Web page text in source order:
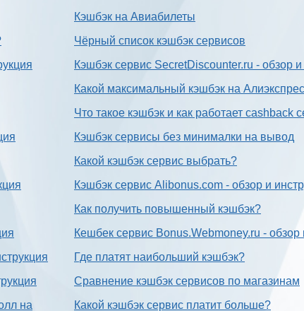
на
Кэшбэк на Авиабилеты
Чёрный список кэшбэк сервисов
Кэшбэк сервис SecretDiscounter.ru - обзор и
Какой максимальный кэшбэк на
Что такое кэшбэк и как работает cashback
Кэшбэк сервисы без минималки на вывод
Какой кэшбэк сервис выбрать?
Кэшбэк сервис Alibonus.com - обзор и
Как получить повышенный кэшбэк?
Кешбек сервис Bonus.Webmoney.ru - обзор
Где платят наибольший кэшбэк?
Сравнение кэшбэк сервисов по магазинам
Какой кэшбэк сервис платит больше?